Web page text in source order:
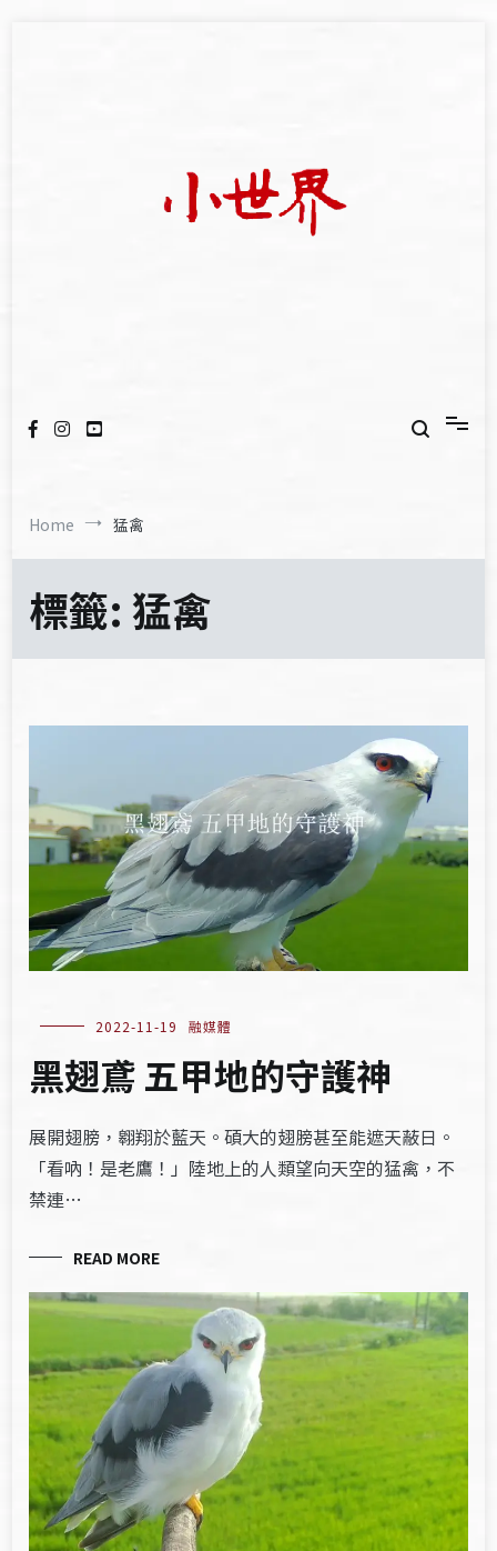
Home 猛禽
標籤: 猛禽
2022-11-19 融媒體
黑翅鳶 五甲地的守護神
展開翅膀，翱翔於藍天。碩大的翅膀甚至能遮天蔽日。
「看吶！是老鷹！」陸地上的人類望向天空的猛禽，不
禁連…
READ MORE